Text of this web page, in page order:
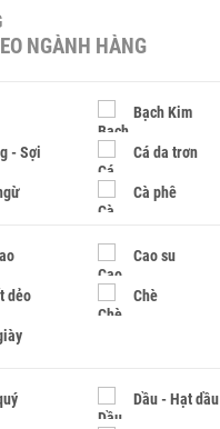
NGÀNH HÀNG
Bạch Kim
- Sợi Cá da trơn
Cà phê
Cao su
dẻo Chè
Dầu - Hạt dầu